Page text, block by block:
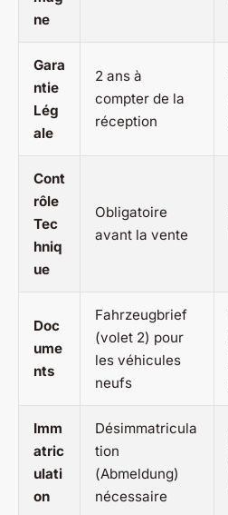
ne
Gara
ntie
Lég
ale
2 ans à
compter de la
réception
Cont
rôle
Tec
hniq
ue
Obligatoire
avant la vente
Doc
ume
nts
Fahrzeugbrief
(volet 2) pour
les véhicules
neufs
Imm
atric
ulati
on
Désimmatricula
tion
(Abmeldung)
nécessaire